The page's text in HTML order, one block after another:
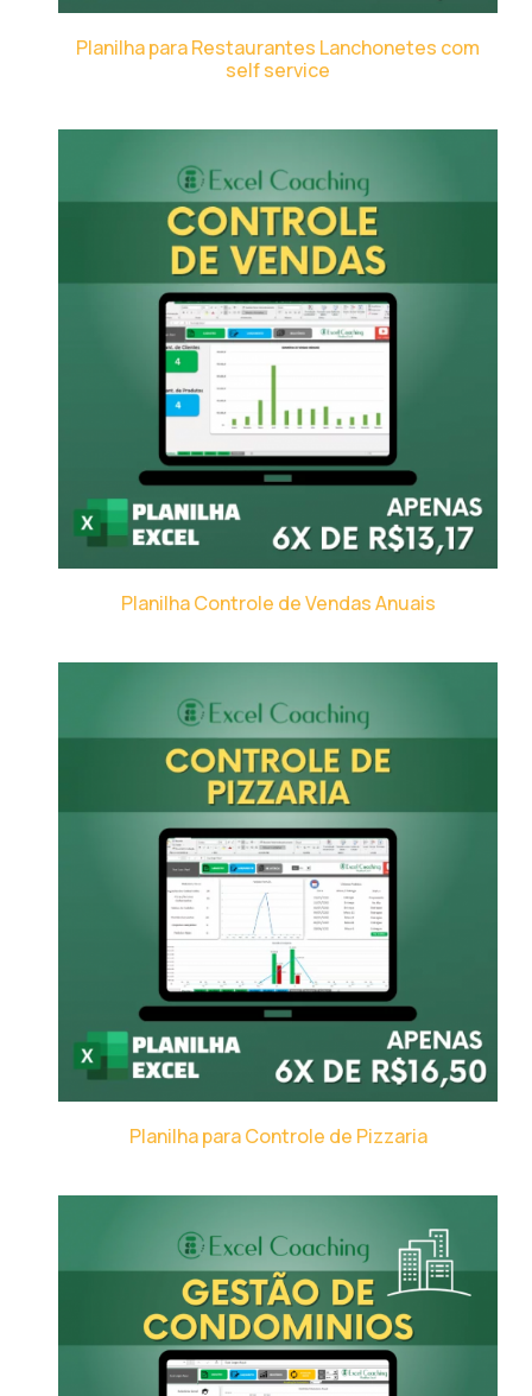
Planilha para Restaurantes Lanchonetes com
self service
Planilha Controle de Vendas Anuais
Planilha para Controle de Pizzaria